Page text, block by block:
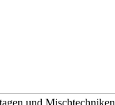
und Mischtechniken